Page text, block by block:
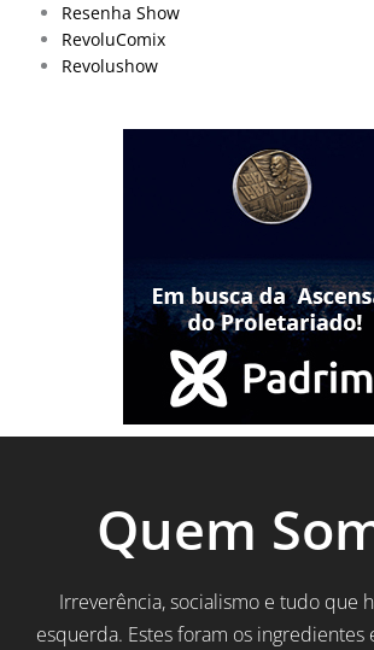
Resenha Show
RevoluComix
Revolushow
Quem
Irreverência, socialismo e tudo que
esquerda. Estes foram os ingredientes